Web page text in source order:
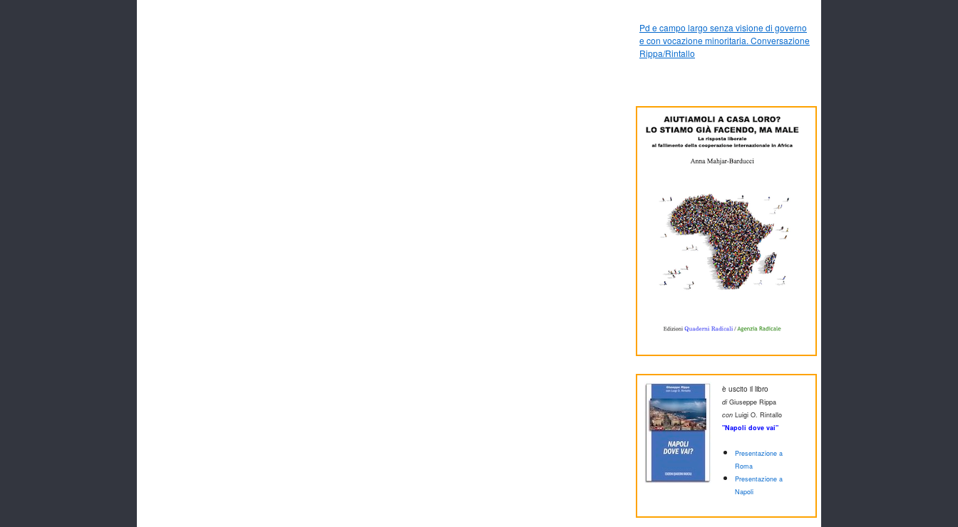
Pd e campo largo senza visione di governo
e con vocazione minoritaria. Conversazione
Rippa/Rintallo
è uscito il libro
diGiuseppe Rippa
con Luigi O. Rintallo
"Napoli dove vai"
Presentazione a
Roma
Presentazione a
Napoli